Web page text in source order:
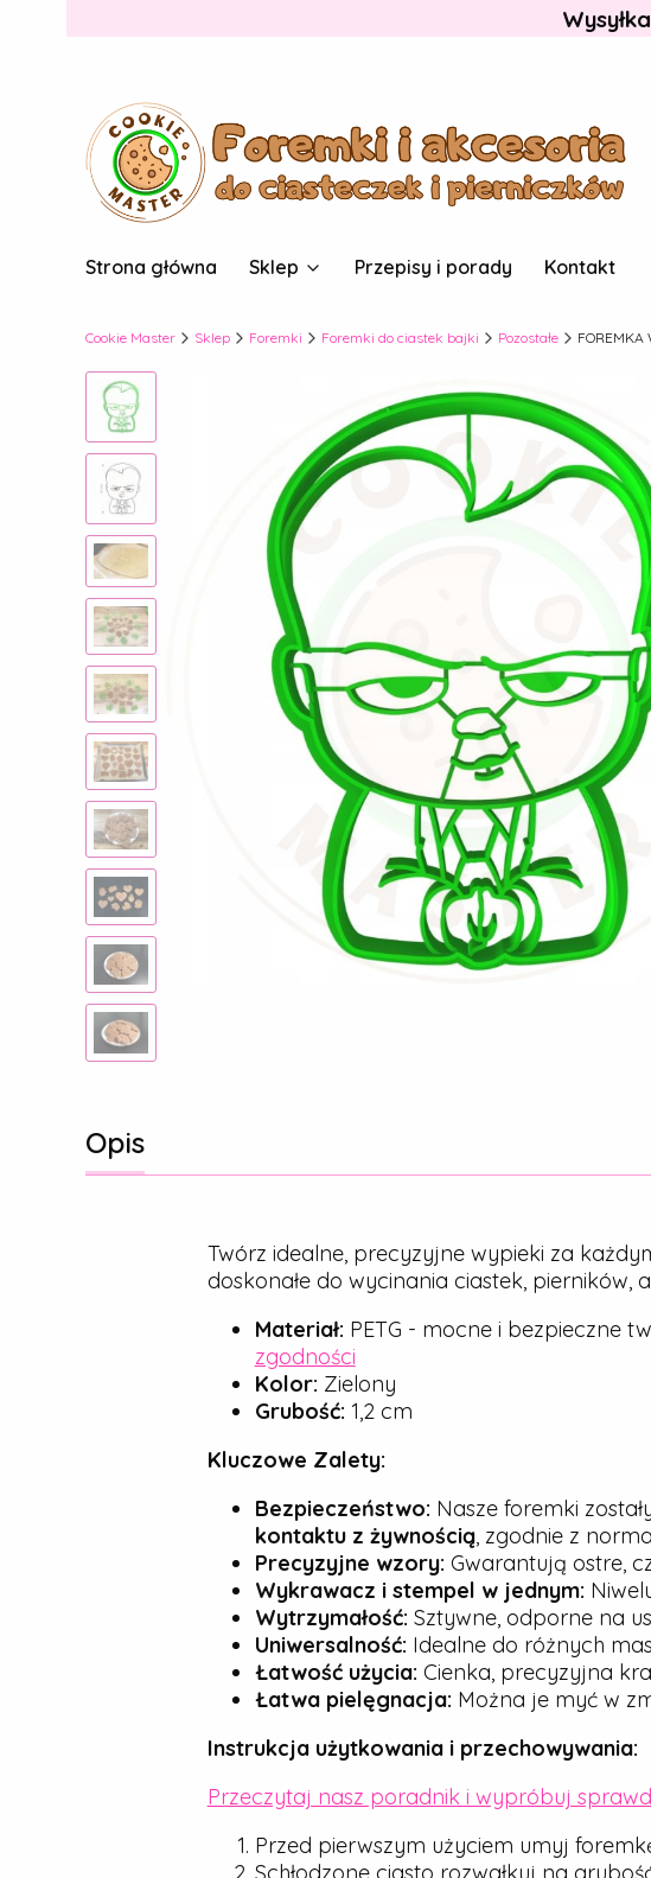
Strona główna Sklep Przepisy i porady Kontakt
Cookie Master Sklep Foremki Foremki do ciastek bajki Pozostałe
Opis
Twórz idealne, precyzyjne wypieki za
doskonałe do wycinania ciastek,
Materiał: PETG - mocne i bezpieczne
zgodności
Kolor: Zielony
Grubość: 1,2 cm
Kluczowe Zalety:
Bezpieczeństwo: Nasze foremki
kontaktu z żywnością, zgodnie z
Precyzyjne wzory: Gwarantują ostre,
Wykrawacz i stempel w jednym:
Wytrzymałość: Sztywne, odporne na
Uniwersalność: Idealne do różnych
Łatwość użycia: Cienka, precyzyjna
Łatwa pielęgnacja: Można je myć w
Instrukcja użytkowania i przechowywania:
Przeczytaj nasz poradnik i wypróbuj
Przed pierwszym użyciem umyj